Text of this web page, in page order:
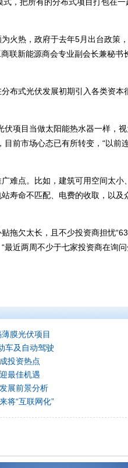
热，政府于去年5月出台政策
联新能源商会专业副会长兼秘书
式光伏发展初期引入各类资本
项目当做太阳能热水器一样，视
目前市场心态已有所转变，“以前
点。比如，建筑可用空间太小
寿命不匹配、电费的收取，以
欠太长，且不少投资商担忧
近两周不少于七家投资商在询问
膜光伏项目
车及自动驾驶
投资热点
最佳机遇
展前景分析
将“互联网化”